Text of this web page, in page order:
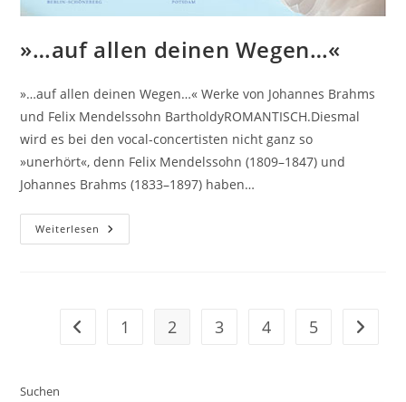
»…auf allen deinen Wegen…«
»…auf allen deinen Wegen…« Werke von Johannes Brahms
und Felix Mendelssohn BartholdyROMANTISCH.Diesmal
wird es bei den vocal-concertisten nicht ganz so
»unerhört«, denn Felix Mendelssohn (1809–1847) und
Johannes Brahms (1833–1897) haben…
Weiterlesen »…
Auf
Gehe zur vorherigen Seite
1 2 3 4 5 Gehe
Suchen